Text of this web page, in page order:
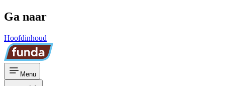
Ga naar
Hoofdinhoud
Menu